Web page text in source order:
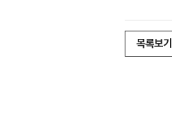
목록보기